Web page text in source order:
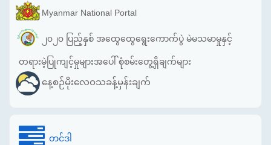
Myanmar National Portal
၂၀၂၀ ပြည့်နှစ် အထွေထွေရွေးကောက်ပွဲ မဲမသမာမှုနှင့်
တရားမဲ့ပြုကျင့်မှုများအပေါ် စုံစမ်းတွေ့ရှိချက်များ
နေ့စဉ်မိုးလေဝသခန့်မှန်းချက်
တင်ဒါ